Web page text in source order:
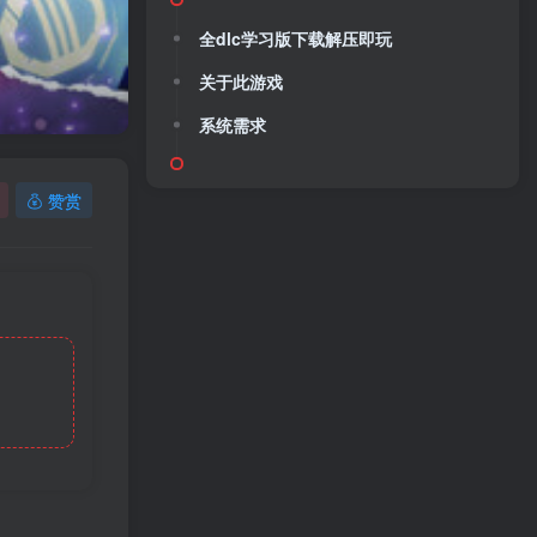
赞赏
全dlc学习版下载解压即玩
关于此游戏
系统需求